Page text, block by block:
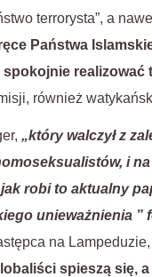
terrorysta”, a
Państwa
również
„który walczył z
i
robi to aktualny
unieważnienia ”
na
spieszą się,